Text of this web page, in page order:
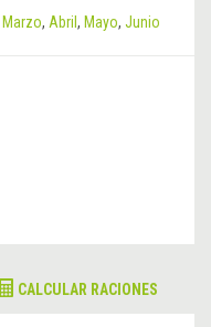
Marzo, Abril , Mayo, Junio
CALCULAR RACIONES